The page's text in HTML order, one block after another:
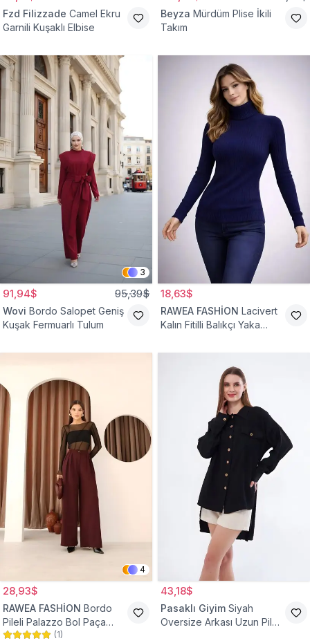
Fzd Filizzade Camel Ekru
Garnili Kuşaklı Elbise
Beyza Mürdüm Plise İkili
Takım
3
91,94$ 95,39$
Wovi Bordo Salopet Geniş
Kuşak Fermuarlı Tulum
18,63$
RAWEA FASHİON Lacivert
Kalın Fitilli Balıkçı Yaka
4
28,93$
RAWEA FASHİON Bordo
Pileli Palazzo Bol Paça
Yüksek Bel Tesettür
(1)
43,18$
Pasaklı Giyim Siyah
Oversize Arkası Uzun Pileli